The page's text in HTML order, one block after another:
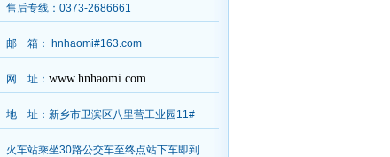
售后专线：0373-2686661
邮 箱： hnhaomi#163.com
网 址： www.hnhaomi.com
地 址：新乡市卫滨区八里营工业园11#
火车站乘坐30路公交车至终点站下车即到